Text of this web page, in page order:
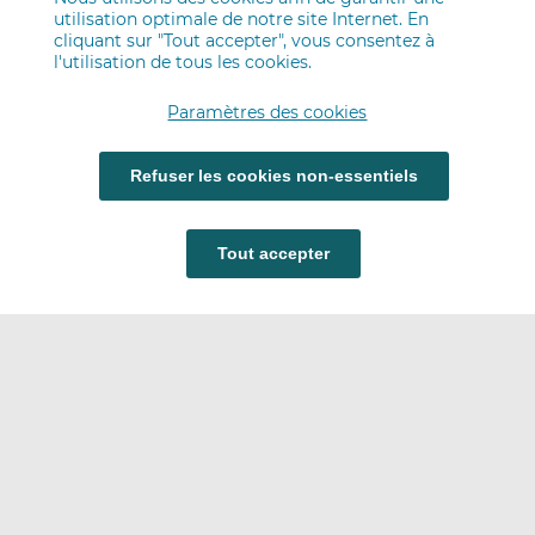
utilisation optimale de notre site Internet. En
cliquant sur "Tout accepter", vous consentez à
l'utilisation de tous les cookies.
Paramètres des cookies
Refuser les cookies non-essentiels
Tout accepter